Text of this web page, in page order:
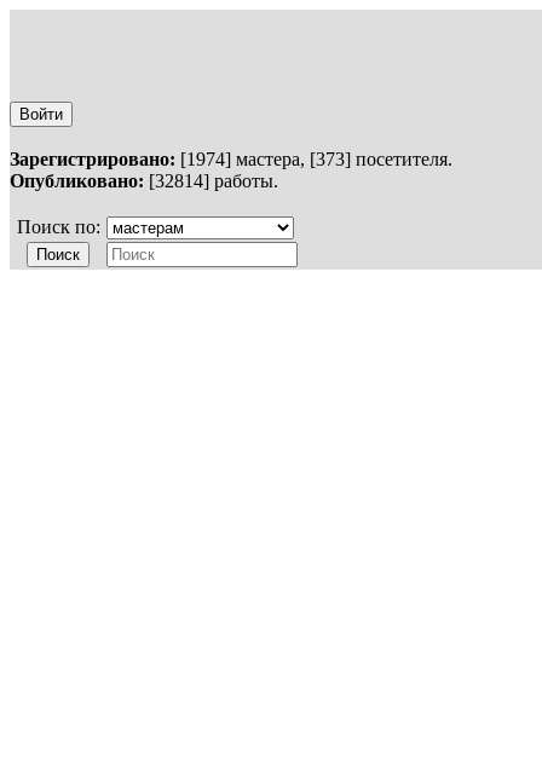
Войти
Зарегистрировано: [1974] мастера, [373] посетителя.
Опубликовано: [32814] работы.
Поиск по: